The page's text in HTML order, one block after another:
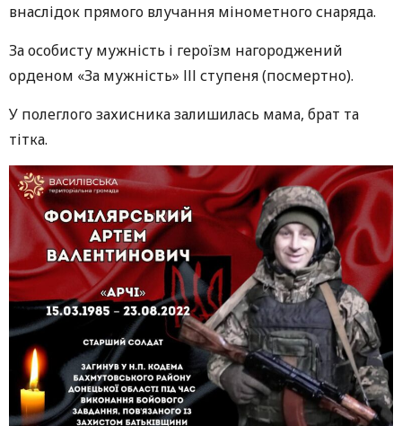
внаслідок прямого влучання мінометного снаряда.
За особисту мужність і героїзм нагороджений
орденом «За мужність» ІІІ ступеня (посмертно).
У полеглого захисника залишилась мама, брат та
тітка.